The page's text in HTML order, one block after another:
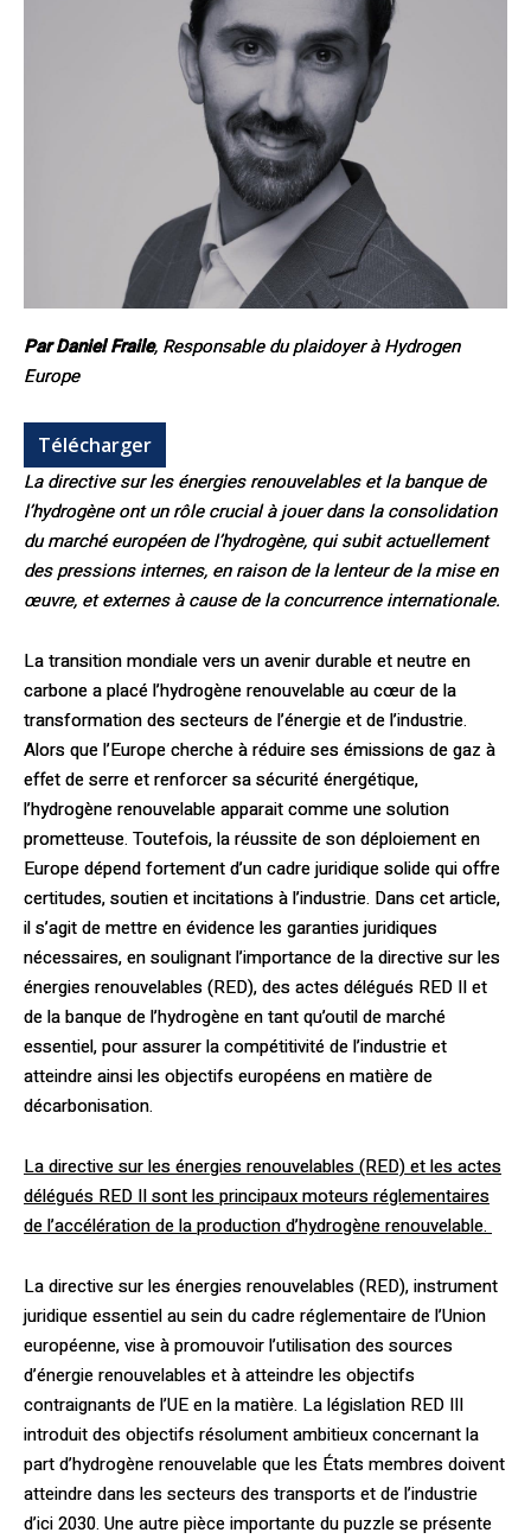
Par Daniel Fraile, Responsable du plaidoyer à Hydrogen
Europe
Télécharger
La directive sur les énergies renouvelables et la banque de
l’hydrogène ont un rôle crucial à jouer dans la consolidation
du marché européen de l’hydrogène, qui subit actuellement
des pressions internes, en raison de la lenteur de la mise en
œuvre, et externes à cause de la concurrence internationale.
La transition mondiale vers un avenir durable et neutre en
carbone a placé l’hydrogène renouvelable au cœur de la
transformation des secteurs de l’énergie et de l’industrie.
Alors que l’Europe cherche à réduire ses émissions de gaz à
effet de serre et renforcer sa sécurité énergétique,
l’hydrogène renouvelable apparait comme une solution
prometteuse. Toutefois, la réussite de son déploiement en
Europe dépend fortement d’un cadre juridique solide qui offre
certitudes, soutien et incitations à l’industrie. Dans cet article,
il s’agit de mettre en évidence les garanties juridiques
nécessaires, en soulignant l’importance de la directive sur les
énergies renouvelables (RED), des actes délégués RED II et
de la banque de l’hydrogène en tant qu’outil de marché
essentiel, pour assurer la compétitivité de l’industrie et
atteindre ainsi les objectifs européens en matière de
décarbonisation.
La directive sur les énergies renouvelables (RED) et les actes
délégués RED II sont les principaux moteurs réglementaires
de l’accélération de la production d’hydrogène renouvelable.
La directive sur les énergies renouvelables (RED), instrument
juridique essentiel au sein du cadre réglementaire de l’Union
européenne, vise à promouvoir l’utilisation des sources
d’énergie renouvelables et à atteindre les objectifs
contraignants de l’UE en la matière. La législation RED III
introduit des objectifs résolument ambitieux concernant la
part d’hydrogène renouvelable que les États membres doivent
atteindre dans les secteurs des transports et de l’industrie
d’ici 2030. Une autre pièce importante du puzzle se présente